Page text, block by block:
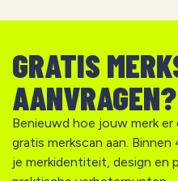
GRATIS
AANVRAGEN?
Benieuwd hoe jouw merk
gratis merkscan aan.
je merkidentiteit, design en